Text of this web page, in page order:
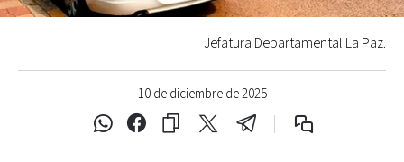
10 de diciembre de 2025
Jefatura Departamental La Paz.